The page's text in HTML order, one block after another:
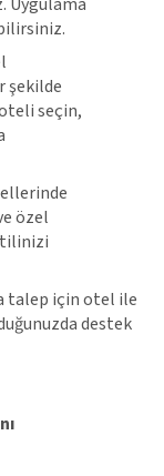
şekilde
seçin,
özel
talep için otel ile
destek